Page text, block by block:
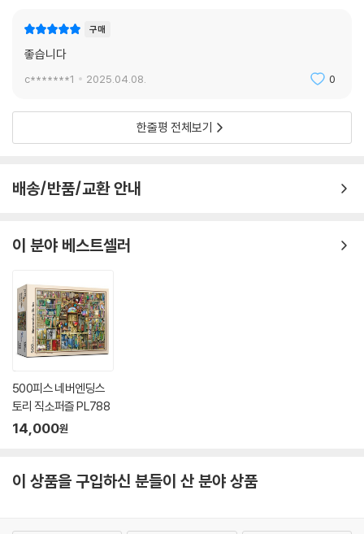
구매
좋습니다
c*******1 2025.04.08. 0
한줄평 전체보기
배송/반품/교환 안내
이 분야 베스트셀러
500피스 네버엔딩스
토리 직소퍼즐 PL788
14,000원
이 상품을 구입하신 분들이 산 분야 상품